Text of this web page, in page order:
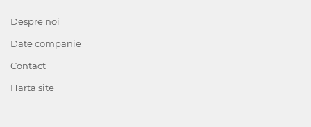
Despre noi
Date companie
Contact
Harta site